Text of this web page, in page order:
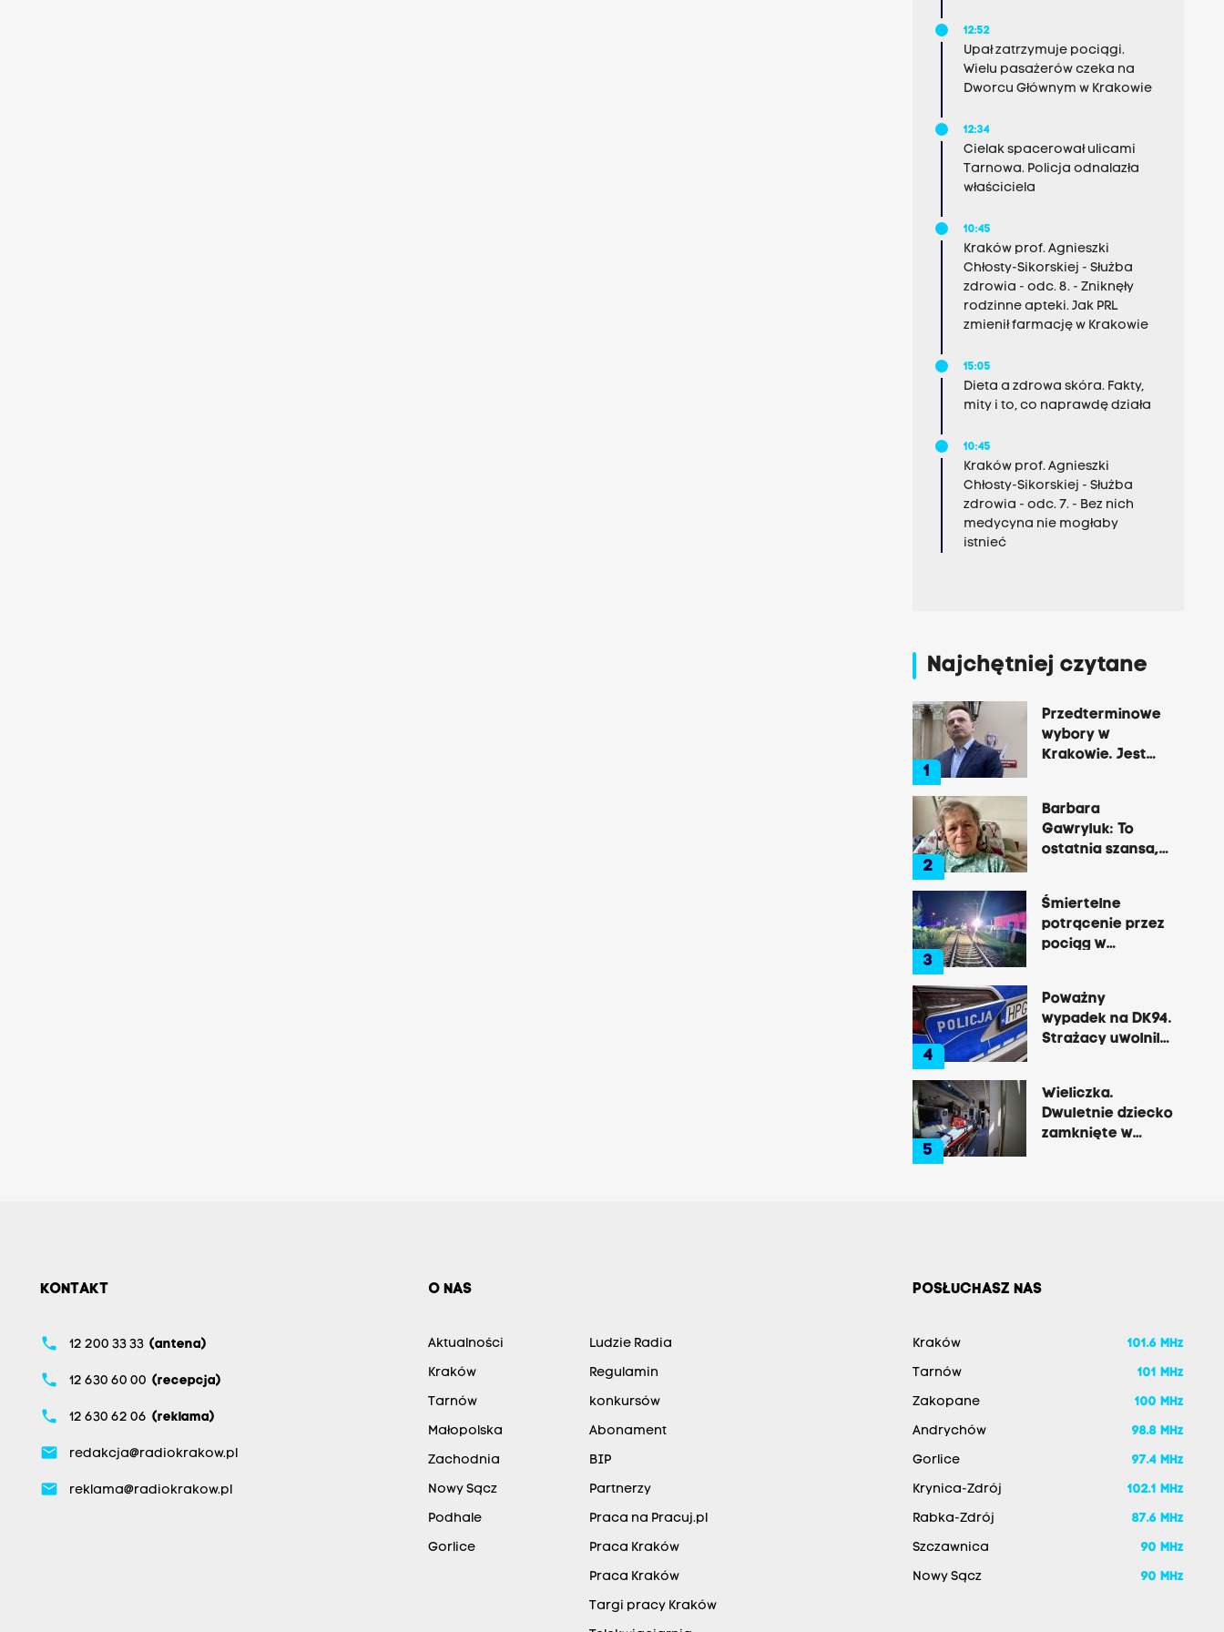
12:52
Upał zatrzymuje pociągi.
Wielu pasażerów czeka na
Dworcu Głównym w Krakowie
12:34
Cielak spacerował ulicami
Tarnowa. Policja odnalazła
właściciela
10:45
Kraków prof. Agnieszki
Chłosty-Sikorskiej - Służba
zdrowia - odc. 8. - Zniknęły
rodzinne apteki. Jak PRL
zmienił farmację w Krakowie
15:05
Dieta a zdrowa skóra. Fakty,
mity i to, co naprawdę działa
10:45
Kraków prof. Agnieszki
Chłosty-Sikorskiej - Służba
zdrowia - odc. 7. - Bez nich
medycyna nie mogłaby
istnieć
Najchętniej czytane
1
Przedterminowe
wybory w
Krakowie. Jest
2
Barbara
Gawryluk: To
ostatnia szansa,
chorobie
3
Śmiertelne
potrącenie przez
pociąg w
trasie do Krakowa
4
Poważny
wypadek na DK94.
Strażacy uwolnili
5
Wieliczka.
Dwuletnie dziecko
zamknięte w
KONTAKT
phone 12 200 33 33 (antena)
phone 12 630 60 00 (recepcja)
phone 12 630 62 06 (reklama)
email redakcja@radiokrakow.pl
email reklama@radiokrakow.pl
O NAS
Aktualności
Kraków
Tarnów
Małopolska
Zachodnia
Nowy Sącz
Podhale
Gorlice
Ludzie Radia
Regulamin
konkursów
Abonament
BIP
Partnerzy
Praca na Pracuj.pl
Praca Kraków
Praca Kraków
Targi pracy Kraków
POSŁUCHASZ NAS
Kraków 101.6 MHz
Tarnów 101 MHz
Zakopane 100 MHz
Andrychów 98.8 MHz
Gorlice 97.4 MHz
Krynica-Zdrój 102.1 MHz
Rabka-Zdrój 87.6 MHz
Szczawnica 90 MHz
Nowy Sącz 90 MHz